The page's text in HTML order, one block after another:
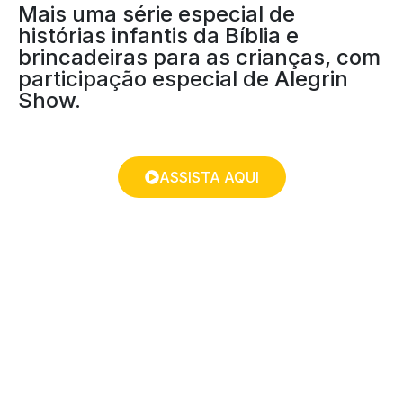
Mais uma série especial de
histórias infantis da Bíblia e
brincadeiras para as crianças, com
participação especial de Alegrin
Show.
ASSISTA AQUI